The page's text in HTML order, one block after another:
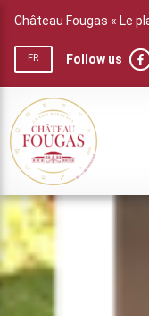
Château Fougas « Le
FR Follow us